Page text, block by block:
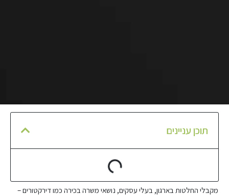
תוכן עניינים
מקבלי החלטות בארגון, בעלי עסקים, נושאי משרה בכירה כמו דירקטורים –